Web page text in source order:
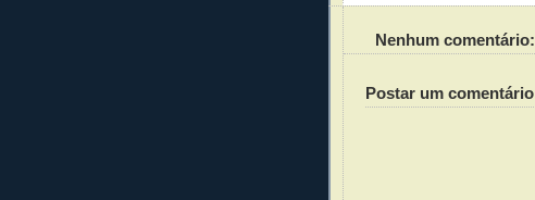
Nenhum comentário:
Postar um comentário